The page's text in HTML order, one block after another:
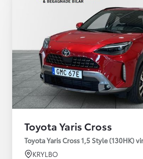
Toyota Yaris Cross
Toyota Yaris Cross 1,5 Style (130HK)
KRYLBO